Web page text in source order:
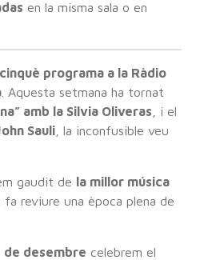
en la misma sala o en
cinquè programa a la Ràdio
. Aquesta setmana ha tornat
amb la Silvia Oliveras , i el
Sauli , la inconfusible veu
gaudit de la millor música
fa reviure una època plena de
de desembre celebrem el